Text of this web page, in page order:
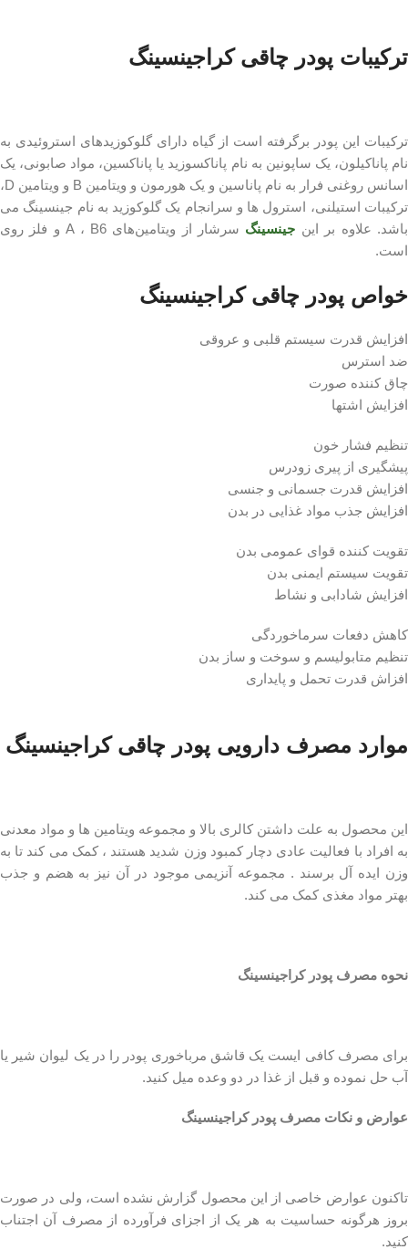
ترکیبات پودر چاقی کراجینسینگ
ترکیبات این پودر برگرفته است از گیاه دارای گلوکوزیدهای استروئیدی به
نام پاناکیلون، یک ساپونین به نام پاناکسوزید یا پاناکسین، مواد صابونی، یک
اسانس روغنی فرار به نام پاناسین و یک هورمون و ویتامین B و ویتامین D،
ترکیبات استیلنی، استرول ها و سرانجام یک گلوکوزید به نام جینسینگ می
باشد. علاوه بر این جینسینگ
سرشار از ویتامین‌های A ، B6 و فلز روی
است.
خواص پودر چاقی کراجینسینگ
افزایش قدرت سیستم قلبی و عروقی
ضد استرس
چاق کننده صورت
افزایش اشتها
تنظیم فشار خون
پیشگیری از پیری زودرس
افزایش قدرت جسمانی و جنسی
افزایش جذب مواد غذایی در بدن
تقویت کننده قوای عمومی بدن
تقویت سیستم ایمنی بدن
افزایش شادابی و نشاط
کاهش دفعات سرماخوردگی
تنظیم متابولیسم و سوخت و ساز بدن
افزاش قدرت تحمل و پایداری
موارد مصرف دارویی پودر چاقی کراجینسینگ
این محصول به علت داشتن کالری بالا و مجموعه ویتامین ها و مواد معدنی
به افراد با فعالیت عادی دچار کمبود وزن شدید هستند ، کمک می کند تا به
وزن ایده آل برسند . مجموعه آنزیمی موجود در آن نیز به هضم و جذب
بهتر مواد مغذی کمک می کند.
نحوه مصرف پودر کراجینسینگ
برای مصرف کافی ایست یک قاشق مرباخوری پودر را در یک لیوان شیر یا
آب حل نموده و قبل از غذا در دو وعده میل کنید.
عوارض و نکات مصرف پودر کراجینسینگ
تاکنون عوارض خاصی از این محصول گزارش نشده است، ولی در صورت
بروز هرگونه حساسیت به هر یک از اجزای فرآورده از مصرف آن اجتناب
کنید.